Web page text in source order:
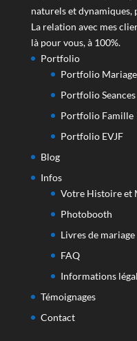
naturels et dynamiques,
La relation avec mes
là pour vous, à 100%.
Portfolio
Portfolio Mariage
Portfolio Seances
Portfolio Famille
Portfolio EVJF
Blog
Infos
Votre Histoire et
Photobooth
Livres de mariage
FAQ
Informations
Témoignages
Contact